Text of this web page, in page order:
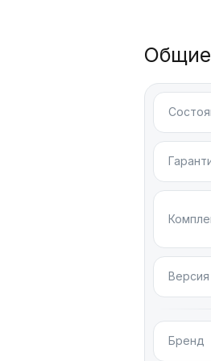
мечта
версии.
Общие
Версия
Бренд